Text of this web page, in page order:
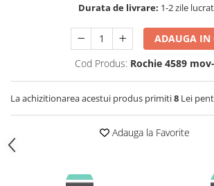
Durata de livrare: 1-2 zile
ADAUGA IN
Cod Produs: Rochie 4589
La achizitionarea acestui produs primiti8 Lei
Adauga la Favorite